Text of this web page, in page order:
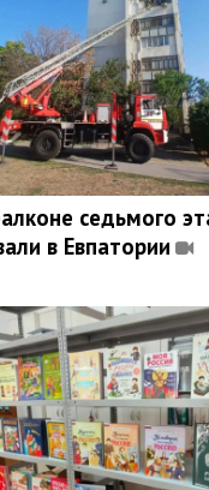
седьмого
в Евпатории